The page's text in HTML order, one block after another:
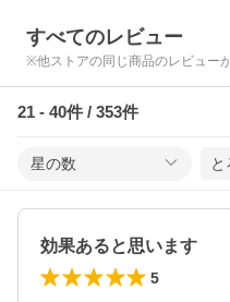
すべてのレビュー
※他ストアの同じ商品のレビュー
21 - 40件 / 353件
星の数 と
効果あると思います
5